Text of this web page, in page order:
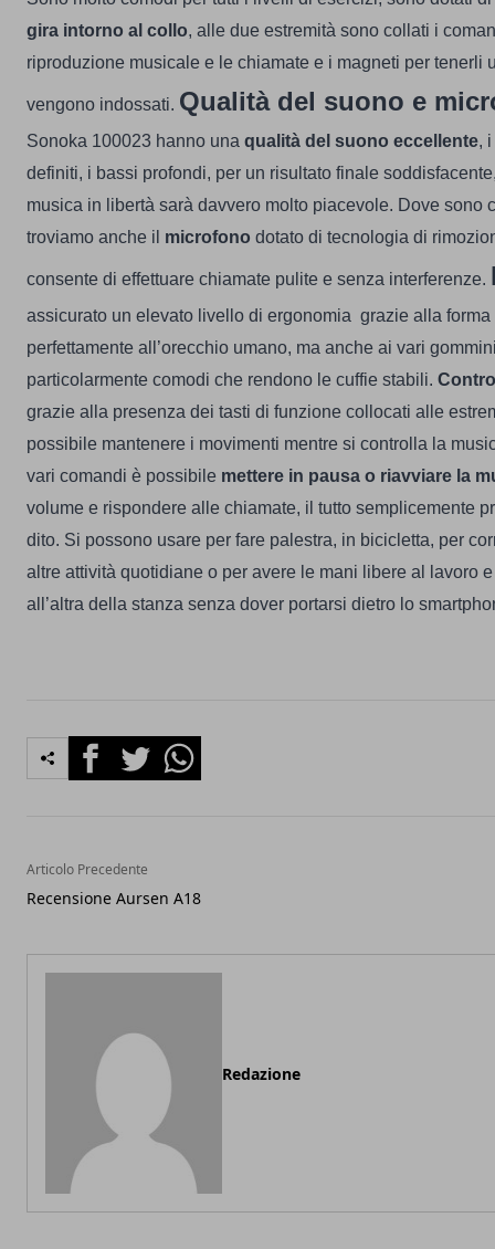
gira intorno al collo, alle due estremità sono collati i
riproduzione musicale e le chiamate e i magneti per tenerli
vengono indossati. Qualità del suono e
Sonoka 100023 hanno una qualità del suono eccellente,
definiti, i bassi profondi, per un risultato finale
musica in libertà sarà davvero molto piacevole. Dove sono
troviamo anche il microfono dotato di tecnologia di
consente di effettuare chiamate pulite e senza interferenze.
assicurato un elevato livello di ergonomia grazie alla forma
perfettamente all’orecchio umano, ma anche ai vari
particolarmente comodi che rendono le cuffie stabili.
grazie alla presenza dei tasti di funzione collocati alle
possibile mantenere i movimenti mentre si controlla la
vari comandi è possibile mettere in pausa o riavviare la
volume e rispondere alle chiamate, il tutto semplicemente
dito. Si possono usare per fare palestra, in bicicletta, per
altre attività quotidiane o per avere le mani libere al lavoro
all’altra della stanza senza dover portarsi dietro lo
FacebookTwitterWhatsapp
Articolo Precedente
Recensione Aursen A18
Redazione